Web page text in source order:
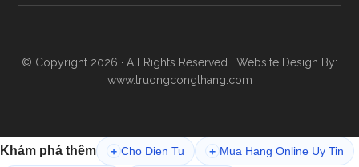
© Copyright 2026 · All Rights Reserved · Website Design By:
www.truongcongthang.com
Khám phá thêm + Cho Dien Tu + Mua Hang Online Uy Tin